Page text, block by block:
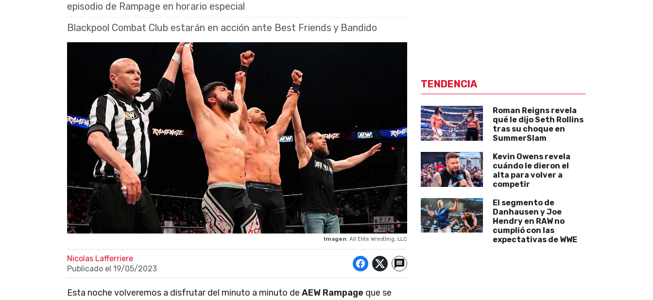
episodio de Rampage en horario especial
Blackpool Combat Club estarán en acción ante Best Friends y Bandido
Imagen: All Elite Wrestling, LLC
Nicolas Lafferriere
Publicado el 19/05/2023
Esta noche volveremos a disfrutar del minuto a minuto de AEW Rampage que se
TENDENCIA
Roman Reigns revela
qué le dijo Seth Rollins
tras su choque en
SummerSlam
Kevin Owens revela
cuándo le dieron el
alta para volver a
competir
El segmento de
Danhausen y Joe
Hendry en RAW no
cumplió con las
expectativas de WWE